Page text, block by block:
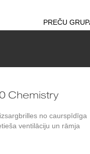
PREČU
Chemistry
no caurspīdīga
ventilāciju un rāmja